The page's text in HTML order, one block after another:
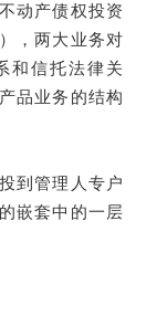
动产债权投资
，两大业务对
和信托法律关
品业务的结构
到管理人专户
嵌套中的一层